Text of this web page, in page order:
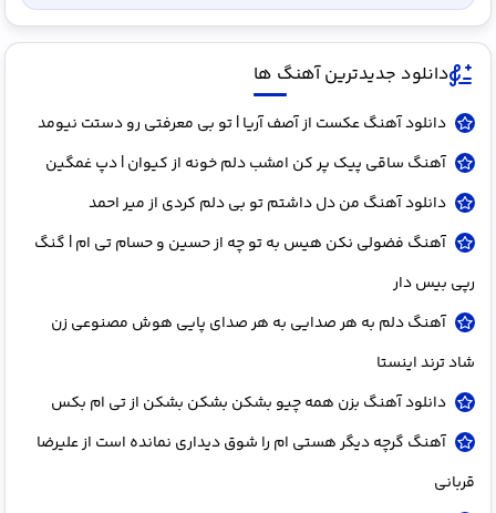
دانلود جدیدترین آهنگ ها
دانلود آهنگ عکست از آصف آریا | تو بی معرفتی رو دستت نیومد
آهنگ ساقی پیک پر کن امشب دلم خونه از کیوان | دپ غمگین
دانلود آهنگ من دل داشتم تو بی دلم کردی از میر احمد
آهنگ فضولی نکن هیس به تو چه از حسین و حسام تی ام | گنگ
رپی بیس دار
آهنگ دلم به هر صدایی به هر صدای پایی هوش مصنوعی زن
شاد ترند اینستا
دانلود آهنگ بزن همه چیو بشکن بشکن بشکن از تی ام بکس
آهنگ گرچه دیگر هستی ام را شوق دیداری نمانده است از علیرضا
قربانی